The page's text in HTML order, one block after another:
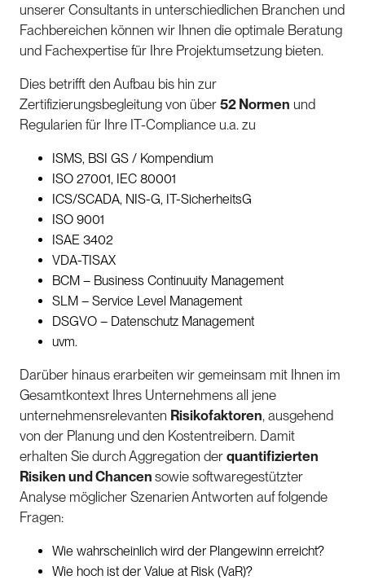
unserer Consultants in unterschiedlichen Branchen und
Fachbereichen können wir Ihnen die optimale Beratung
und Fachexpertise für Ihre Projektumsetzung bieten.
Dies betrifft den Aufbau bis hin zur
Zertifizierungsbegleitung von über 52 Normen und
Regularien für Ihre IT-Compliance u.a. zu
ISMS, BSI GS / Kompendium
ISO 27001, IEC 80001
ICS/SCADA, NIS-G, IT-SicherheitsG
ISO 9001
ISAE 3402
VDA-TISAX
BCM – Business Continuuity Management
SLM – Service Level Management
DSGVO – Datenschutz Management
uvm.
Darüber hinaus erarbeiten wir gemeinsam mit Ihnen im
Gesamtkontext Ihres Unternehmens all jene
unternehmensrelevanten Risikofaktoren, ausgehend
von der Planung und den Kostentreibern. Damit
erhalten Sie durch Aggregation der quantifizierten
Risiken und Chancen sowie softwaregestützter
Analyse möglicher Szenarien Antworten auf folgende
Fragen:
Wie wahrscheinlich wird der Plangewinn erreicht?
Wie hoch ist der Value at Risk (VaR)?